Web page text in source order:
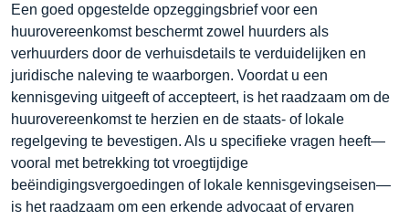
Een goed opgestelde opzeggingsbrief voor een
huurovereenkomst beschermt zowel huurders als
verhuurders door de verhuisdetails te verduidelijken en
juridische naleving te waarborgen. Voordat u een
kennisgeving uitgeeft of accepteert, is het raadzaam om de
huurovereenkomst te herzien en de staats- of lokale
regelgeving te bevestigen. Als u specifieke vragen heeft—
vooral met betrekking tot vroegtijdige
beëindigingsvergoedingen of lokale kennisgevingseisen—
is het raadzaam om een erkende advocaat of ervaren